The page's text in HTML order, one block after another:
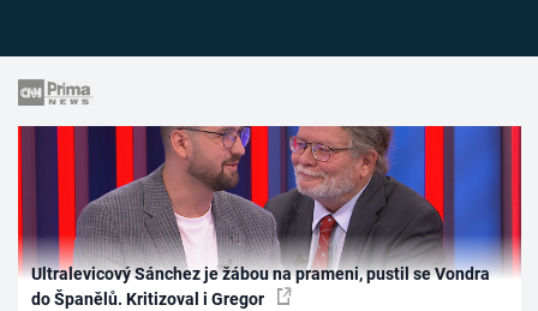
Ultralevicový Sánchez je žábou na prameni, pustil se Vondra
do Španělů. Kritizoval i Gregor